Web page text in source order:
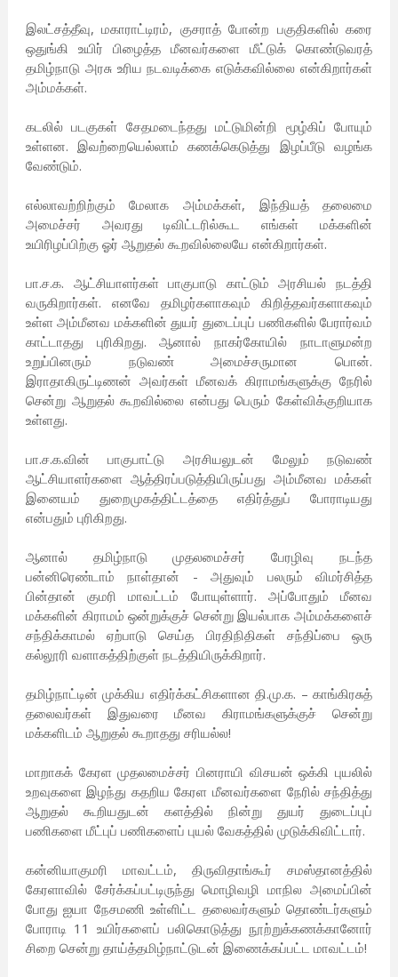
இலட்சத்தீவு, மகாராட்டிரம், குசராத் போன்ற பகுதிகளில் கரை
ஒதுங்கி உயிர் பிழைத்த மீனவர்களை மீட்டுக் கொண்டுவரத்
தமிழ்நாடு அரசு உரிய நடவடிக்கை எடுக்கவில்லை என்கிறார்கள்
அம்மக்கள்.
கடலில் படகுகள் சேதமடைந்தது மட்டுமின்றி மூழ்கிப் போயும்
உள்ளன. இவற்றையெல்லாம் கணக்கெடுத்து இழப்பீடு வழங்க
வேண்டும்.
எல்லாவற்றிற்கும் மேலாக அம்மக்கள், இந்தியத் தலைமை
அமைச்சர் அவரது டிவிட்டரில்கூட எங்கள் மக்களின்
உயிரிழப்பிற்கு ஓர் ஆறுதல் கூறவில்லையே என்கிறார்கள்.
பா.ச.க. ஆட்சியாளர்கள் பாகுபாடு காட்டும் அரசியல் நடத்தி
வருகிறார்கள். எனவே தமிழர்களாகவும் கிறித்தவர்களாகவும்
உள்ள அம்மீனவ மக்களின் துயர் துடைப்புப் பணிகளில் பேரார்வம்
காட்டாதது புரிகிறது. ஆனால் நாகர்கோயில் நாடாளுமன்ற
உறுப்பினரும் நடுவண் அமைச்சருமான பொன்.
இராதாகிருட்டிணன் அவர்கள் மீனவக் கிராமங்களுக்கு நேரில்
சென்று ஆறுதல் கூறவில்லை என்பது பெரும் கேள்விக்குறியாக
உள்ளது.
பா.ச.க.வின் பாகுபாட்டு அரசியலுடன் மேலும் நடுவண்
ஆட்சியாளர்களை ஆத்திரப்படுத்தியிருப்பது அம்மீனவ மக்கள்
இனையம் துறைமுகத்திட்டத்தை எதிர்த்துப் போராடியது
என்பதும் புரிகிறது.
ஆனால் தமிழ்நாடு முதலமைச்சர் பேரழிவு நடந்த
பன்னிரெண்டாம் நாள்தான் - அதுவும் பலரும் விமர்சித்த
பின்தான் குமரி மாவட்டம் போயுள்ளார். அப்போதும் மீனவ
மக்களின் கிராமம் ஒன்றுக்குச் சென்று இயல்பாக அம்மக்களைச்
சந்திக்காமல் ஏற்பாடு செய்த பிரதிநிதிகள் சந்திப்பை ஒரு
கல்லூரி வளாகத்திற்குள் நடத்தியிருக்கிறார்.
தமிழ்நாட்டின் முக்கிய எதிர்க்கட்சிகளான தி.மு.க. – காங்கிரசுத்
தலைவர்கள் இதுவரை மீனவ கிராமங்களுக்குச் சென்று
மக்களிடம் ஆறுதல் கூறாதது சரியல்ல!
மாறாகக் கேரள முதலமைச்சர் பினராயி விசயன் ஒக்கி புயலில்
உறவுகளை இழந்து கதறிய கேரள மீனவர்களை நேரில் சந்தித்து
ஆறுதல் கூறியதுடன் களத்தில் நின்று துயர் துடைப்புப்
பணிகளை மீட்புப் பணிகளைப் புயல் வேகத்தில் முடுக்கிவிட்டார்.
கன்னியாகுமரி மாவட்டம், திருவிதாங்கூர் சமஸ்தானத்தில்
கேரளாவில் சேர்க்கப்பட்டிருந்து மொழிவழி மாநில அமைப்பின்
போது ஐயா நேசமணி உள்ளிட்ட தலைவர்களும் தொண்டர்களும்
போராடி 11 உயிர்களைப் பலிகொடுத்து நூற்றுக்கணக்கானோர்
சிறை சென்று தாய்த்தமிழ்நாட்டுடன் இணைக்கப்பட்ட மாவட்டம்!